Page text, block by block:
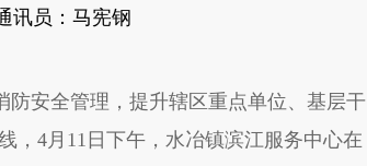
员：马宪钢
安全管理，提升辖区重点单位、基层干
，4月11日下午，水冶镇滨江服务中心在